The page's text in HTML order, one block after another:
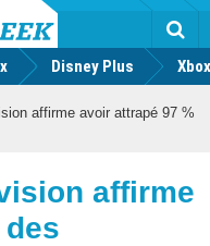
Disney Plus
affirme avoir attrapé 97 %
affirme
Youtube